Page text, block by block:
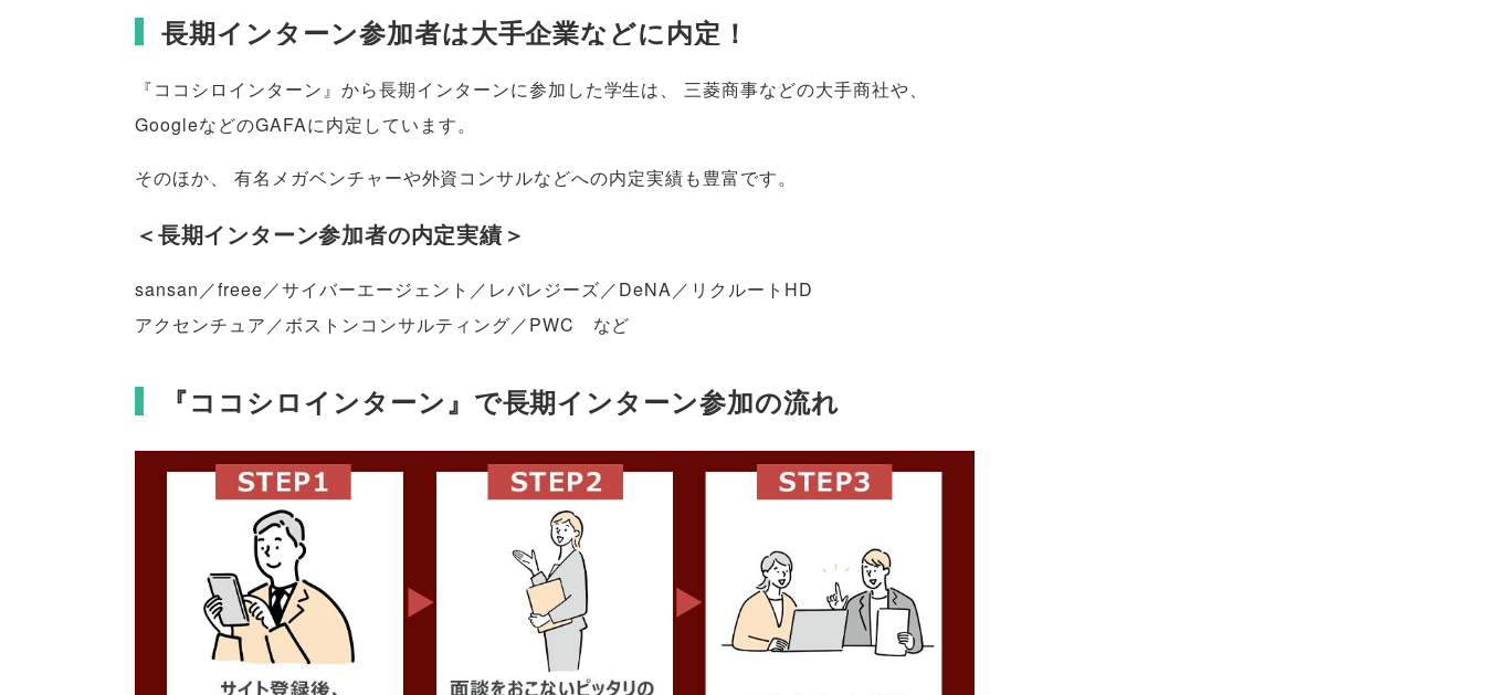
長期インターン参加者は大手企業などに内定！
『ココシロインターン』から長期インターンに参加した学生は、 三菱商事などの大手商社や、
GoogleなどのGAFAに内定しています。
そのほか、 有名メガベンチャーや外資コンサルなどへの内定実績も豊富です。
＜長期インターン参加者の内定実績＞
sansan／freee／サイバーエージェント／レバレジーズ／DeNA／リクルートHD
アクセンチュア／ボストンコンサルティング／PWC など
『ココシロインターン』で長期インターン参加の流れ